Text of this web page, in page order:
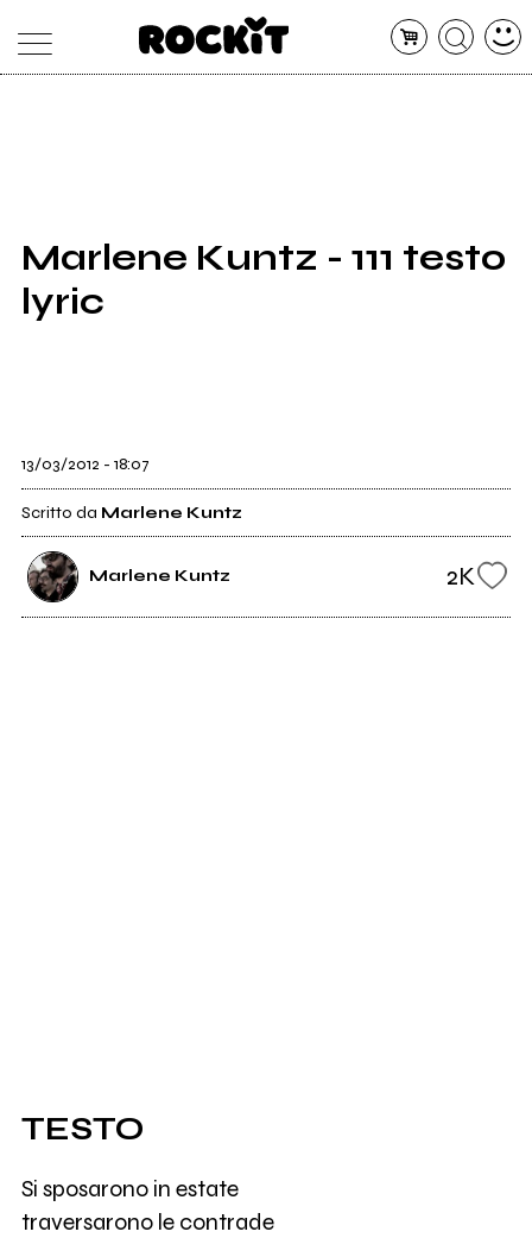
SHOP
RADIO
Marlene Kuntz - 111 testo
lyric
13/03/2012 - 18:07
Scritto da Marlene Kuntz
Marlene Kuntz 2K
TESTO
Si sposarono in estate
traversarono le contrade